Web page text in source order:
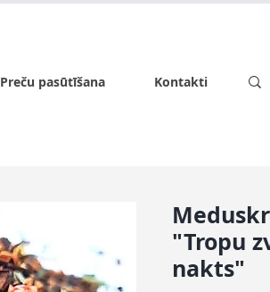
Preču pasūtīšana Kontakti
"Tropu
nakts"